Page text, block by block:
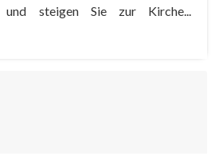
steigen Sie zur Kirche...